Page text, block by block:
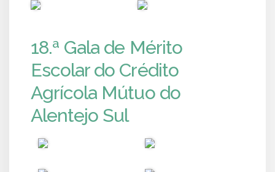
18.ª Gala de Mérito
Escolar do Crédito
Agrícola Mútuo do
Alentejo Sul